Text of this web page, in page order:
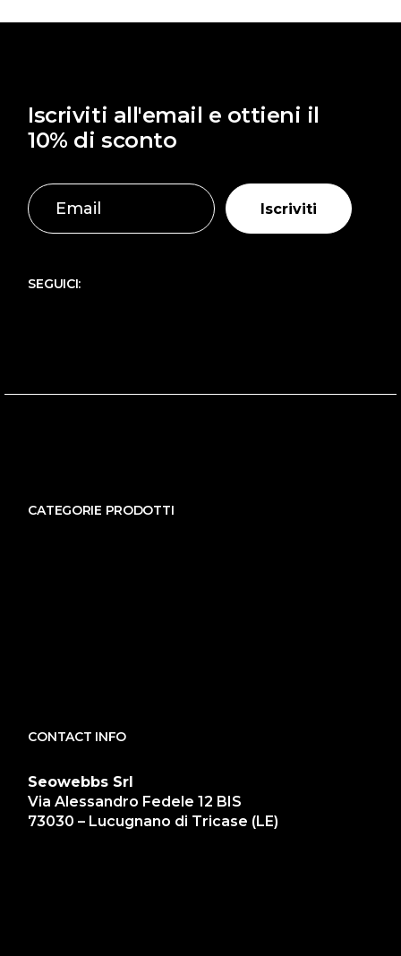
Iscriviti all'email e ottieni il
10% di sconto
Iscriviti
SEGUICI:
CATEGORIE PRODOTTI
CONTACT INFO
Seowebbs Srl
Via Alessandro Fedele 12 BIS
73030 – Lucugnano di Tricase (LE)